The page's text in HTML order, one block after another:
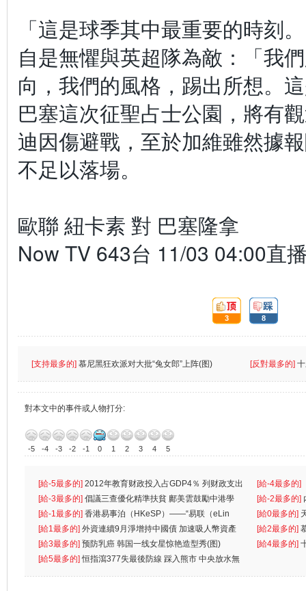
「這是球季其中最重要的時刻
自是無懼與英超隊為敵：「我
向，我們的風格，踢出所想。
巴塞這次征聖占士公園，將有
迪因傷避戰，至於加維雖然據
不足以落場。
歐聯 紐卡素 對 巴塞隆拿
Now TV 643台 11/03 04:00直
頂:
3
踩:
8
[支持最多的] 慕尼黑狂欢派对大批“兔女郎”上阵(图) [反對最多的]
對本文中的事件或人物打分:
-5 -4 -3 -2 -1 0 1 2 3 4 5
[給-5最多的] 2012年教育财政投入占GDP4％ 列财政支出
首位
[給-4最多的]
一
[給-3最多的] 倡議三查優化精準扶貧 鄺美雲鼓勵中港學
生
[給-2最多的]
人
[給-1最多的] 香港易事泊（HKeSP）——“易联（eLin
k）”项目
[給0最多的]
[給1最多的] 外資連續9月淨增持中國債 加速吸人幣資產 [給2最多的]
[給3最多的] 预防乳癌 韩国一线女星惊艳造型秀(图) [給4最多的]
[給5最多的]恒指瀉377失最後防線 踩入熊市 中央放水無